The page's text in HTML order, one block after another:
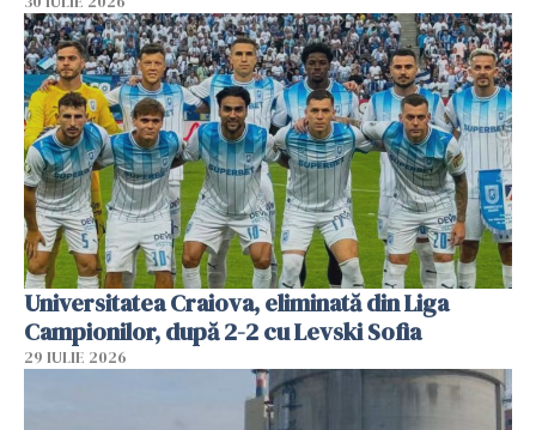
Universitatea Craiova, eliminată din Liga
Campionilor, după 2-2 cu Levski Sofia
29 IULIE 2026